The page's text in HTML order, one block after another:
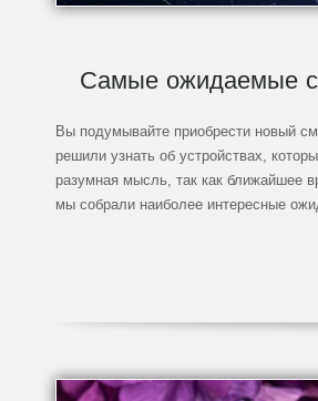
Самые ожидаемые
Вы подумывайте приобрести новый
решили узнать об устройствах,
разумная мысль, так как ближайшее
мы собрали наиболее интересные